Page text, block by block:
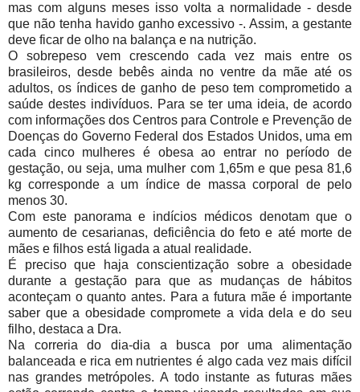
mas com alguns meses isso volta a normalidade - desde
que não tenha havido ganho excessivo -. Assim, a gestante
deve ficar de olho na balança e na nutrição.
O sobrepeso vem crescendo cada vez mais entre os
brasileiros, desde bebês ainda no ventre da mãe até os
adultos, os índices de ganho de peso tem comprometido a
saúde destes indivíduos. Para se ter uma ideia, de acordo
com informações dos Centros para Controle e Prevenção de
Doenças do Governo Federal dos Estados Unidos, uma em
cada cinco mulheres é obesa ao entrar no período de
gestação, ou seja, uma mulher com 1,65m e que pesa 81,6
kg corresponde a um índice de massa corporal de pelo
menos 30.
Com este panorama e indícios médicos denotam que o
aumento de cesarianas, deficiência do feto e até morte de
mães e filhos está ligada a atual realidade.
É preciso que haja conscientização sobre a obesidade
durante a gestação para que as mudanças de hábitos
aconteçam o quanto antes. Para a futura mãe é importante
saber que a obesidade compromete a vida dela e do seu
filho, destaca a Dra.
Na correria do dia-dia a busca por uma alimentação
balanceada e rica em nutrientes é algo cada vez mais difícil
nas grandes metrópoles. A todo instante as futuras mães